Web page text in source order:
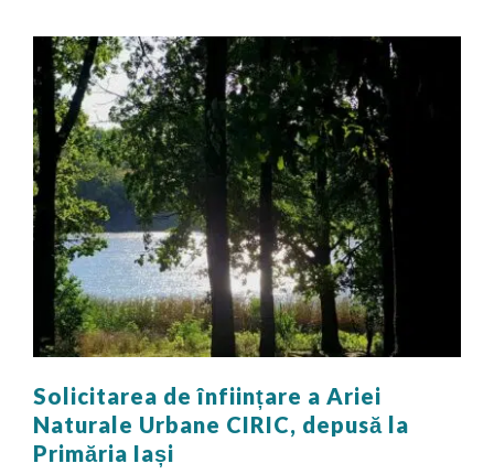
Solicitarea de înființare a Ariei
Naturale Urbane CIRIC, depusă la
Primăria Iași